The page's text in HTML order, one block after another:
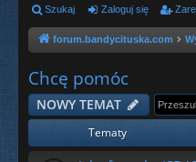
ię
ce
…
Szukaj Zaloguj się
forum.bandycituska.com
Chcę pomóc
NOWY TEMAT
Tematy